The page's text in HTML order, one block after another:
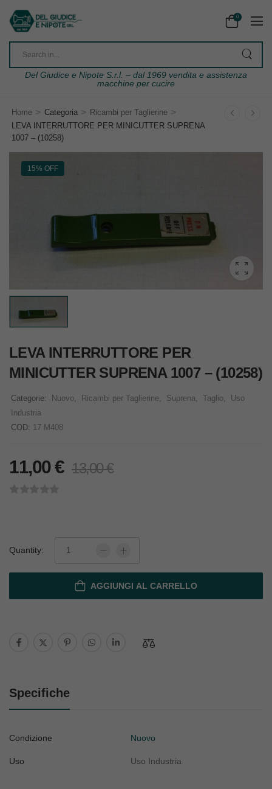
0
Del Giudice e Nipote S.r.l. – dal 1969 vendita e assistenza
macchine per cucire
Home > Categoria > Ricambi per Taglierine >
LEVA INTERRUTTORE PER MINICUTTER SUPRENA
1007 – (10258)
15% OFF
LEVA INTERRUTTORE PER
MINICUTTER SUPRENA 1007 – (10258)
Categorie: Nuovo Ricambi per Taglierine Suprena Taglio
Uso
Industria
COD: 17 M408
11,00€ 13,00€
Quantity:
AGGIUNGI AL CARRELLO
Specifiche
Condizione Nuovo
Uso Uso Industria